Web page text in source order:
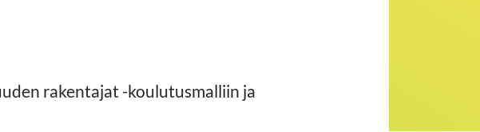
rakentajat -koulutusmalliin ja